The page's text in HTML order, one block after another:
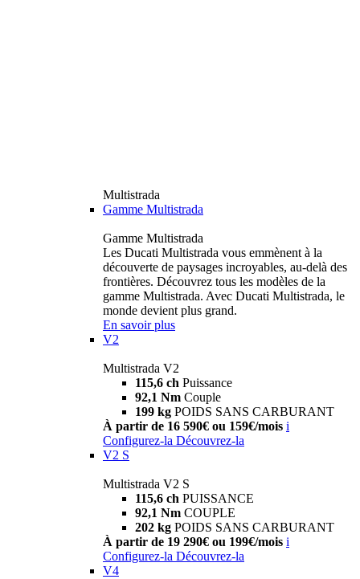
Multistrada
Gamme Multistrada
Gamme Multistrada
Les Ducati Multistrada vous emmènent à la
découverte de paysages incroyables, au-delà des
frontières. Découvrez tous les modèles de la
gamme Multistrada. Avec Ducati Multistrada, le
monde devient plus grand.
En savoir plus
V2
Multistrada V2
115,6 ch Puissance
92,1 Nm Couple
199 kg POIDS SANS CARBURANT
À partir de 16 590€ ou 159€/mois i
Configurez-la Découvrez-la
V2 S
Multistrada V2 S
115,6 ch PUISSANCE
92,1 Nm COUPLE
202 kg POIDS SANS CARBURANT
À partir de 19 290€ ou 199€/mois i
Configurez-la Découvrez-la
V4